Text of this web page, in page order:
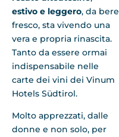
estivo e leggero, da bere
fresco, sta vivendo una
vera e propria rinascita.
Tanto da essere ormai
indispensabile nelle
carte dei vini dei Vinum
Hotels Südtirol.
Molto apprezzati, dalle
donne e non solo, per